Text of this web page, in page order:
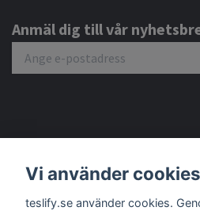
Anmäl dig till vår
Vi använder cookies
teslify.se använder cookies.